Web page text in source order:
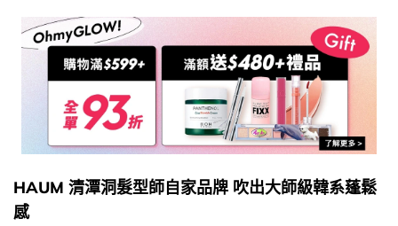
HAUM 清潭洞髮型師自家品牌 吹出大師級韓系蓬鬆
感